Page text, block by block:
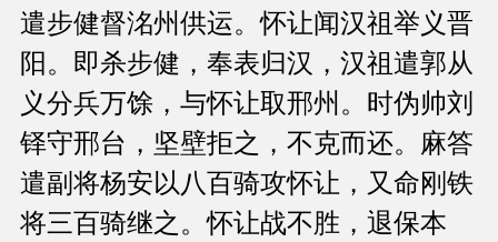
遣步健督洺州供运。怀让闻汉祖举义晋
阳。即杀步健，奉表归汉，汉祖遣郭从
义分兵万馀，与怀让取邢州。时伪帅刘
铎守邢台，坚壁拒之，不克而还。麻答
遣副将杨安以八百骑攻怀让，又命刚铁
将三百骑继之。怀让战不胜，退保本